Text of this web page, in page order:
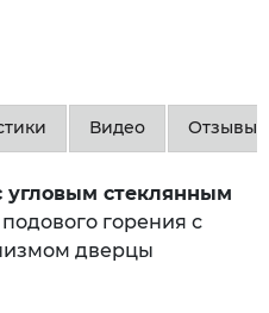
Видео Отзывы
угловым стеклянным
горения с
дверцы